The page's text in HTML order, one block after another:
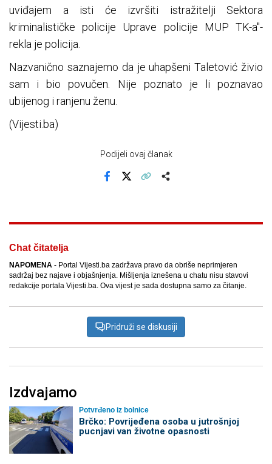
uviđajem a isti će izvršiti istražitelji Sektora
kriminalističke policije Uprave policije MUP TK-a"-
rekla je policija.
Nazvanično saznajemo da je uhapšeni Taletović živio
sam i bio povučen. Nije poznato je li poznavao
ubijenog i ranjenu ženu.
(Vijesti.ba)
Podijeli ovaj članak
Chat čitatelja
NAPOMENA - Portal Vijesti.ba zadržava pravo da obriše neprimjeren
sadržaj bez najave i objašnjenja. Mišljenja iznešena u chatu nisu stavovi
redakcije portala Vijesti.ba. Ova vijest je sada dostupna samo za čitanje.
Pridruži se diskusiji
Izdvajamo
Potvrđeno iz bolnice
Brčko: Povrijeđena osoba u jutrošnjoj
pucnjavi van životne opasnosti